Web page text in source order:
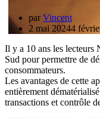
parVincent
2 mai 20244
Il y a 10 ans les
Sud pour permettre de
consommateurs.
Les avantages de cette
entièrement
transactions et contrôle